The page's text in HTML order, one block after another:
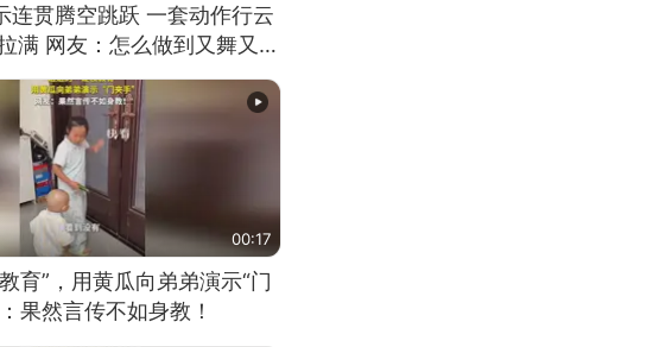
连贯腾空跳跃 一套动作行云
满 网友：怎么做到又舞又武
00:17
育”，用黄瓜向弟弟演示“门
果然言传不如身教！